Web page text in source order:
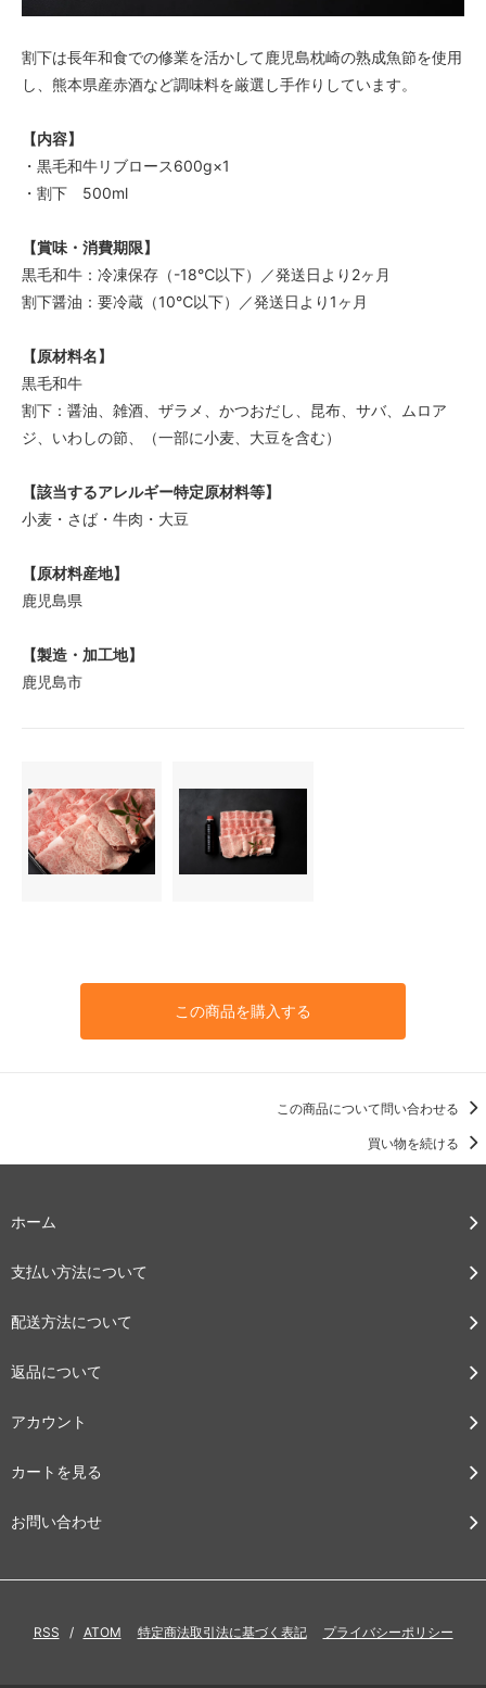
割下は長年和食での修業を活かして鹿児島枕崎の熟成魚節を使用
し、熊本県産赤酒など調味料を厳選し手作りしています。
【内容】
・黒毛和牛リブロース600g×1
・割下 500ml
【賞味・消費期限】
黒毛和牛：冷凍保存（-18℃以下）／発送日より2ヶ月
割下醤油：要冷蔵（10℃以下）／発送日より1ヶ月
【原材料名】
黒毛和牛
割下：醤油、雑酒、ザラメ、かつおだし、昆布、サバ、ムロア
ジ、いわしの節、（一部に小麦、大豆を含む）
【該当するアレルギー特定原材料等】
小麦・さば・牛肉・大豆
【原材料産地】
鹿児島県
【製造・加工地】
鹿児島市
この商品を購入する
この商品について問い合わせる
買い物を続ける
ホーム
支払い方法について
配送方法について
返品について
アカウント
カートを見る
お問い合わせ
RSS / ATOM 特定商法取引法に基づく表記 プライバシーポリシー